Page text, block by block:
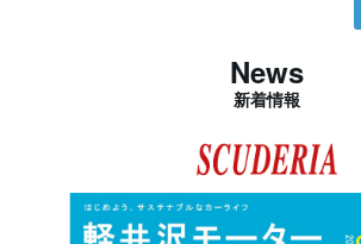
News
新着情報